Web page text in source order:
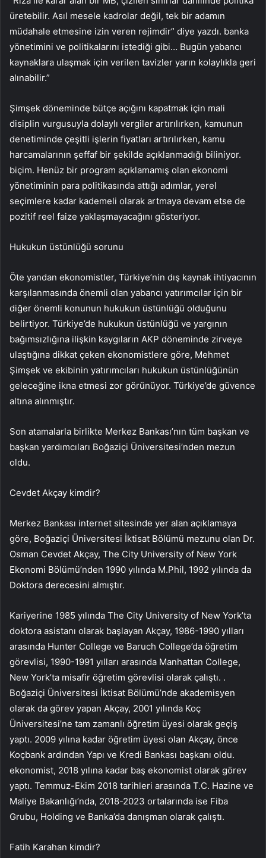
üretebilir. Asıl mesele kadrolar değil, tek bir adamın
müdahale etmesine izin veren rejimdir” diye yazdı. banka
yönetimini ve politikalarını istediği gibi… Bugün yabancı
kaynaklara ulaşmak için verilen tavizler yarın kolaylıkla geri
alınabilir.”
Şimşek döneminde bütçe açığını kapatmak için mali
disiplin vurgusuyla dolaylı vergiler artırılırken, kamunun
denetiminde çeşitli işlerin fiyatları artırılırken, kamu
harcamalarının şeffaf bir şekilde açıklanmadığı biliniyor.
biçim. Henüz bir program açıklamamış olan ekonomi
yönetiminin para politikasında attığı adımlar, yerel
seçimlere kadar kademeli olarak artmaya devam etse de
pozitif reel faize yaklaşmayacağını gösteriyor.
Hukukun üstünlüğü sorunu
Öte yandan ekonomistler, Türkiye’nin dış kaynak ihtiyacının
karşılanmasında önemli olan yabancı yatırımcılar için bir
diğer önemli konunun hukukun üstünlüğü olduğunu
belirtiyor. Türkiye’de hukukun üstünlüğü ve yargının
bağımsızlığına ilişkin kaygıların AKP döneminde zirveye
ulaştığına dikkat çeken ekonomistlere göre, Mehmet
Şimşek ve ekibinin yatırımcıları hukukun üstünlüğünün
geleceğine ikna etmesi zor görünüyor. Türkiye’de güvence
altına alınmıştır.
Son atamalarla birlikte Merkez Bankası’nın tüm başkan ve
başkan yardımcıları Boğaziçi Üniversitesi’nden mezun
oldu.
Cevdet Akçay kimdir?
Merkez Bankası internet sitesinde yer alan açıklamaya
göre, Boğaziçi Üniversitesi İktisat Bölümü mezunu olan Dr.
Osman Cevdet Akçay, The City University of New York
Ekonomi Bölümü’nden 1990 yılında M.Phil, 1992 yılında da
Doktora derecesini almıştır.
Kariyerine 1985 yılında The City University of New York’ta
doktora asistanı olarak başlayan Akçay, 1986-1990 yılları
arasında Hunter College ve Baruch College’da öğretim
görevlisi, 1990-1991 yılları arasında Manhattan College,
New York’ta misafir öğretim görevlisi olarak çalıştı. .
Boğaziçi Üniversitesi İktisat Bölümü’nde akademisyen
olarak da görev yapan Akçay, 2001 yılında Koç
Üniversitesi’ne tam zamanlı öğretim üyesi olarak geçiş
yaptı. 2009 yılına kadar öğretim üyesi olan Akçay, önce
Koçbank ardından Yapı ve Kredi Bankası başkanı oldu.
ekonomist, 2018 yılına kadar baş ekonomist olarak görev
yaptı. Temmuz-Ekim 2018 tarihleri ​​arasında T.C. Hazine ve
Maliye Bakanlığı’nda, 2018-2023 ortalarında ise Fiba
Grubu, Holding ve Banka’da danışman olarak çalıştı.
Fatih Karahan kimdir?